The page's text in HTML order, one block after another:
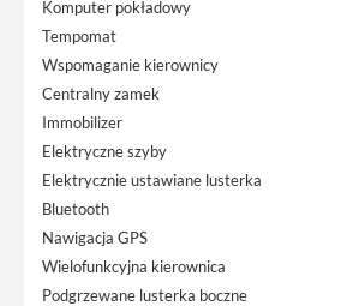
Komputer pokładowy
Tempomat
Wspomaganie kierownicy
Centralny zamek
Immobilizer
Elektryczne szyby
Elektrycznie ustawiane lusterka
Bluetooth
Nawigacja GPS
Wielofunkcyjna kierownica
Podgrzewane lusterka boczne